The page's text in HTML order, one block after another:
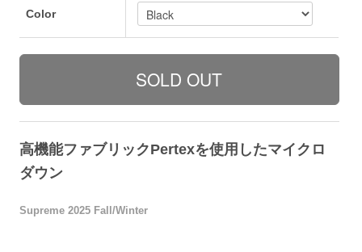
Color
高機能ファブリックPertexを使用したマイクロ
ダウン
Supreme 2025 Fall/Winter